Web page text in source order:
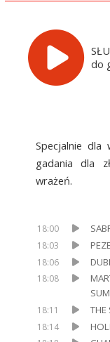
do
Specjalnie dla
gadania dla
wrażeń.
18:00
18:03
18:06
18:08
18:11 THE
18:14